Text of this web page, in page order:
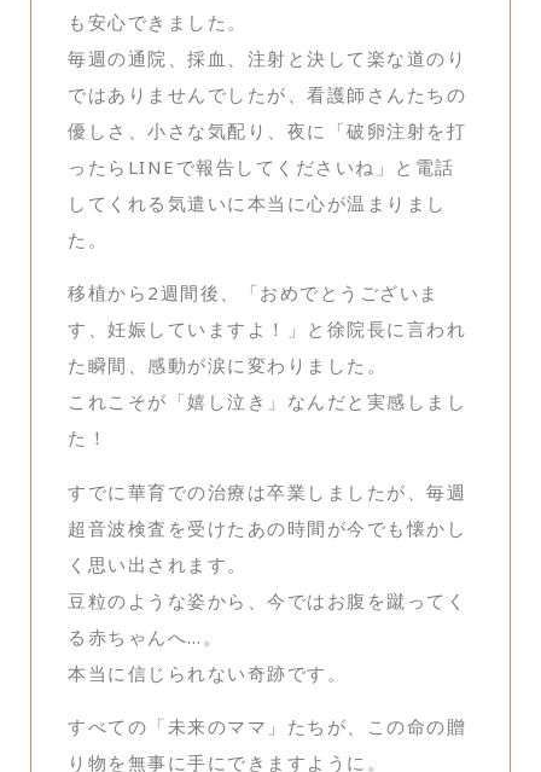
も安心できました。
毎週の通院、採血、注射と決して楽な道のり
ではありませんでしたが、看護師さんたちの
優しさ、小さな気配り、夜に「破卵注射を打
ったらLINEで報告してくださいね」と電話
してくれる気遣いに本当に心が温まりまし
た。
移植から2週間後、「おめでとうございま
す、妊娠していますよ！」と徐院長に言われ
た瞬間、感動が涙に変わりました。
これこそが「嬉し泣き」なんだと実感しまし
た！
すでに華育での治療は卒業しましたが、毎週
超音波検査を受けたあの時間が今でも懐かし
く思い出されます。
豆粒のような姿から、今ではお腹を蹴ってく
る赤ちゃんへ…。
本当に信じられない奇跡です。
すべての「未来のママ」たちが、この命の贈
り物を無事に手にできますように。